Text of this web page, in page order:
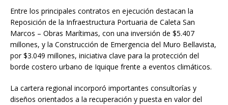
Entre los principales contratos en ejecución destacan la
Reposición de la Infraestructura Portuaria de Caleta San
Marcos – Obras Marítimas, con una inversión de $5.407
millones, y la Construcción de Emergencia del Muro Bellavista,
por $3.049 millones, iniciativa clave para la protección del
borde costero urbano de Iquique frente a eventos climáticos.
La cartera regional incorporó importantes consultorías y
diseños orientados a la recuperación y puesta en valor del